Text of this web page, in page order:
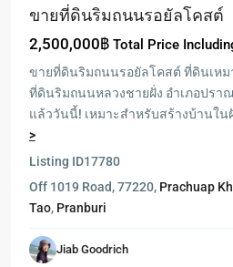
ขายที่ดินริมถนนรอยัลโคสต์
2,500,000฿ Total Price
ขายที่ดินริมถนนรอยัลโคสต์ ที่ดินเหม
ที่ดินริมถนนหลวงชายฝั่ง อำเภอปรา
แล้ววันนี้! เหมาะสำหรับสร้างบ้านใ
>
Listing ID17780
Off 1019 Road, 77220, Prachuap
Tao, Pranburi
Jiab Goodrich
ปากน้ำ
ปราณ
-
Pak
Nam